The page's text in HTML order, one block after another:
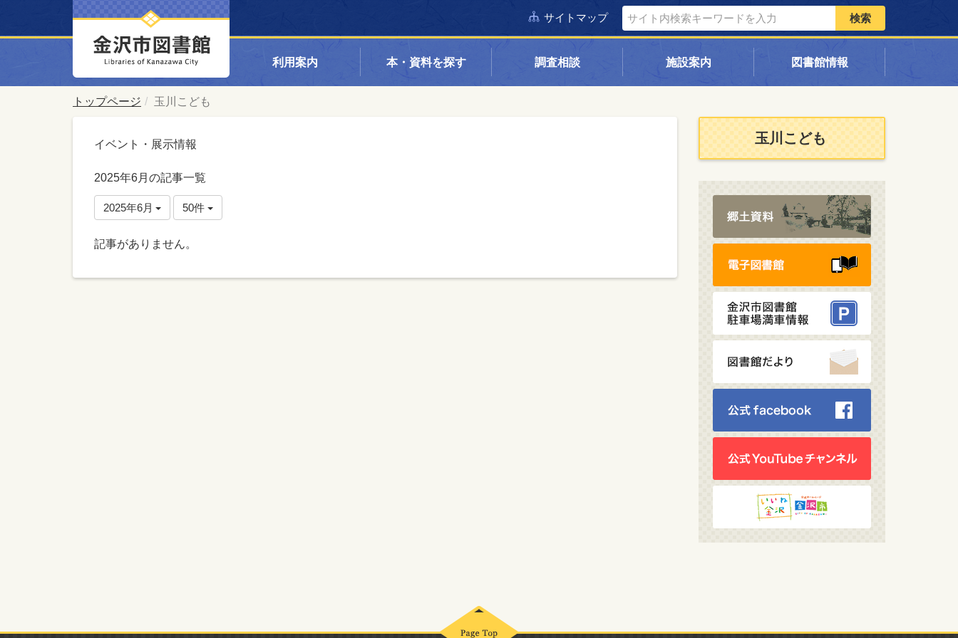
サイトマップ 検索
利用案内 本・資料を探す 調査相談 施設案内 図書館情報
トップページ 玉川こども
イベント・展示情報
2025年6月の記事一覧
2025年6月 50件
記事がありません。
玉川こども